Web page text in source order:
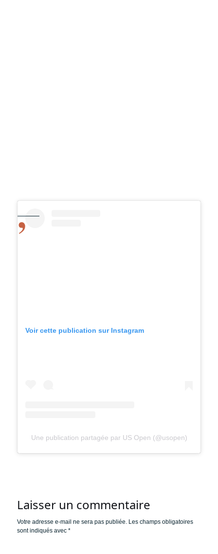
Voir cette publication sur Instagram
Une publication partagée par US Open (@usopen)
Laisser un commentaire
Votre adresse e-mail ne sera pas publiée. Les champs obligatoires
sont indiqués avec *